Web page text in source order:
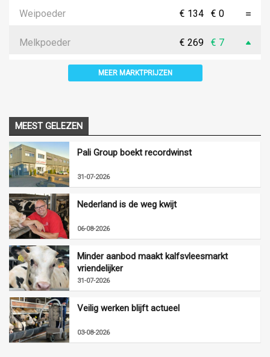
Weipoeder € 134 € 0
Melkpoeder € 269 € 7
MEER MARKTPRIJZEN
MEEST GELEZEN
Pali Group boekt recordwinst
31-07-2026
Nederland is de weg kwijt
06-08-2026
Minder aanbod maakt kalfsvleesmarkt
vriendelijker
31-07-2026
Veilig werken blijft actueel
03-08-2026